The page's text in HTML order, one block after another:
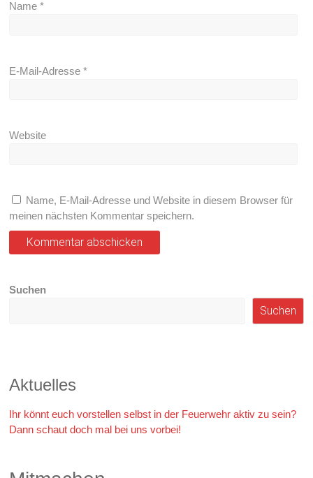
Name*
E-Mail-Adresse*
Website
Name, E-Mail-Adresse und Website in diesem Browser für
meinen nächsten Kommentar speichern.
Suchen
Suchen
Aktuelles
Ihr könnt euch vorstellen selbst in der Feuerwehr aktiv zu sein?
Dann schaut doch mal bei uns vorbei!